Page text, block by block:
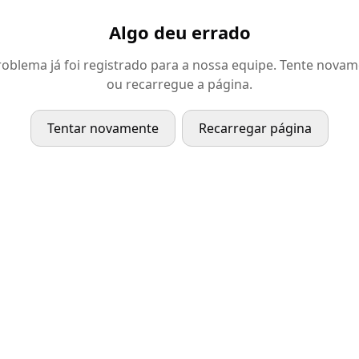
Algo deu errado
já foi registrado para a nossa equipe. Tente
ou recarregue a página.
Tentar novamente Recarregar página